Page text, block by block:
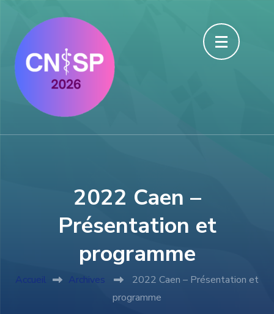
contenu
(Pressez
Entrée)
2022 Caen –
Présentation et
programme
Accueil Archives
2022 Caen – Présentation et
programme